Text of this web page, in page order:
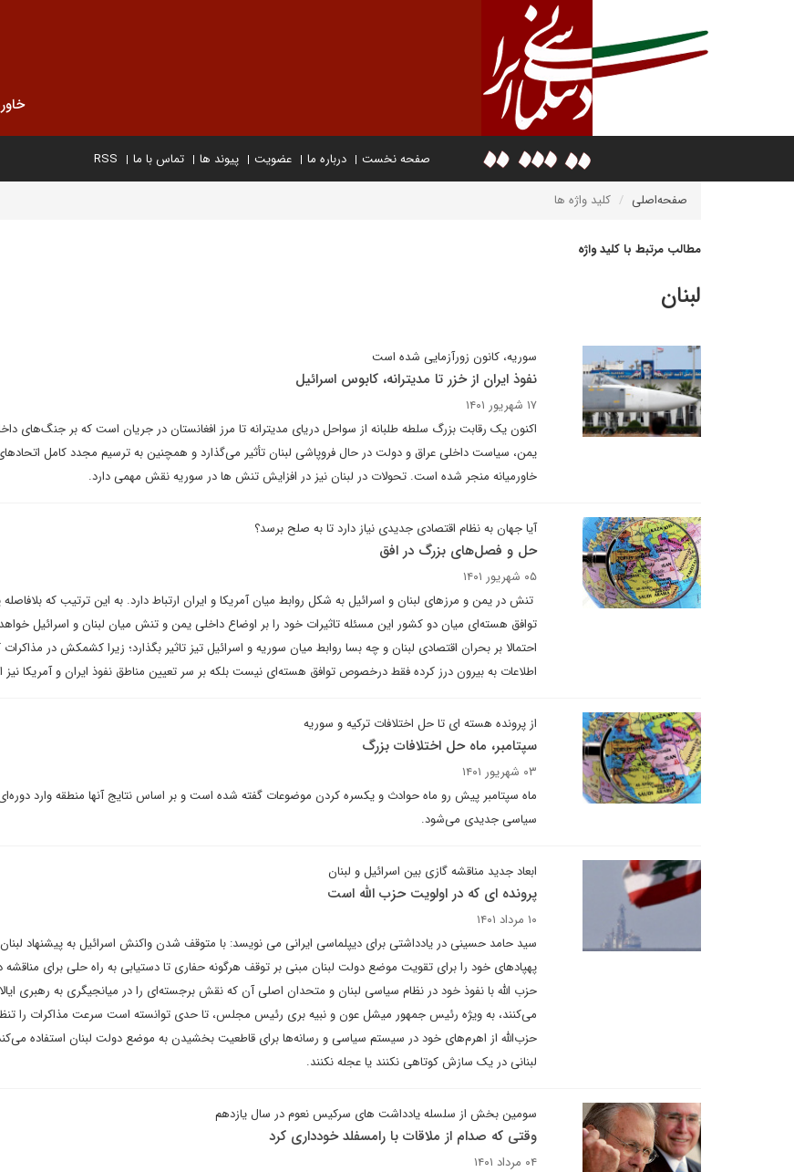
صفحه نخست درباره ما عضویت پیوند ها تماس با ما RSS
صفحه‌اصلی کلید واژه ها
مطالب مرتبط با کلید واژه
لبنان
سوریه، کانون زورآزمایی شده است
نفوذ ایران از خزر تا مدیترانه، کابوس اسرائیل
۱۷ شهریور ۱۴۰۱
اکنون یک رقابت بزرگ سلطه طلبانه از سواحل دریای مدیترانه تا مرز افغانستان در جریان است که بر جنگ‌های
یمن، سیاست داخلی عراق و دولت در حال فروپاشی لبنان تأثیر می‌گذارد و همچنین به ترسیم مجدد کامل
خاورمیانه منجر شده است. تحولات در لبنان نیز در افزایش تنش ها در سوریه نقش مهمی دارد.
آیا جهان به نظام اقتصادی جدیدی نیاز دارد تا به صلح برسد؟
حل و فصل‌های بزرگ در افق
۰۵ شهریور ۱۴۰۱
تنش در یمن و مرزهای لبنان و اسرائیل به شکل روابط میان آمریکا و ایران ارتباط دارد. به این ترتیب که
توافق هسته‌ای میان دو کشور این مسئله تاثیرات خود را بر اوضاع داخلی یمن و تنش میان لبنان و اسرائیل
احتمالا بر بحران اقتصادی لبنان و چه بسا روابط میان سوریه و اسرائیل تیز تاثیر بگذارد؛ زیرا کشمکش در
اطلاعات به بیرون درز کرده فقط درخصوص توافق هسته‌ای نیست بلکه بر سر تعیین مناطق نفوذ ایران و آمریکا
از پرونده هسته ای تا حل اختلافات ترکیه و سوریه
سپتامبر، ماه حل اختلافات بزرگ
۰۳ شهریور ۱۴۰۱
ماه سپتامبر پیش رو ماه حوادث و یکسره کردن موضوعات گفته شده است و بر اساس نتایج آنها منطقه وارد
سیاسی جدیدی می‌شود.
ابعاد جدید مناقشه گازی بین اسرائیل و لبنان
پرونده ای که در اولویت حزب الله است
۱۰ مرداد ۱۴۰۱
سید حامد حسینی در یادداشتی برای دیپلماسی ایرانی می نویسد: با متوقف شدن واکنش اسرائیل به پیشنهاد
پهپادهای خود را برای تقویت موضع دولت لبنان مبنی بر توقف هرگونه حفاری تا دستیابی به راه حلی برای مناقشه
حزب الله با نفوذ خود در نظام سیاسی لبنان و متحدان اصلی آن که نقش برجسته‌ای را در میانجیگری به رهبری
می‌کنند، به ویژه رئیس جمهور میشل عون و نبیه بری رئیس مجلس، تا حدی توانسته است سرعت مذاکرات را
حزب‌الله از اهرم‌های خود در سیستم سیاسی و رسانه‌ها برای قاطعیت بخشیدن به موضع دولت لبنان استفاده
لبنانی در یک سازش کوتاهی نکنند یا عجله نکنند.
سومین بخش از سلسله یادداشت های سرکیس نعوم در سال یازدهم
وقتی که صدام از ملاقات با رامسفلد خودداری کرد
۰۴ مرداد ۱۴۰۱